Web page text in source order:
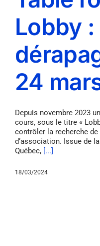
Lobby
24
Depuis novembre 2023
cours, sous le titre «
contrôler la recherche
d’association. Issue de
Québec, [...]
18/03/2024